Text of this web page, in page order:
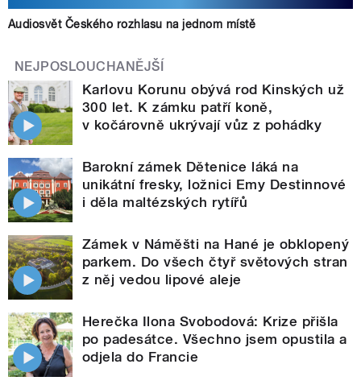
Audiosvět Českého rozhlasu na jednom místě
NEJPOSLOUCHANĚJŠÍ
Karlovu Korunu obývá rod Kinských už
300 let. K zámku patří koně,
v kočárovně ukrývají vůz z pohádky
Barokní zámek Dětenice láká na
unikátní fresky, ložnici Emy Destinnové
i děla maltézských rytířů
Zámek v Náměšti na Hané je obklopený
parkem. Do všech čtyř světových stran
z něj vedou lipové aleje
Herečka Ilona Svobodová: Krize přišla
po padesátce. Všechno jsem opustila a
odjela do Francie